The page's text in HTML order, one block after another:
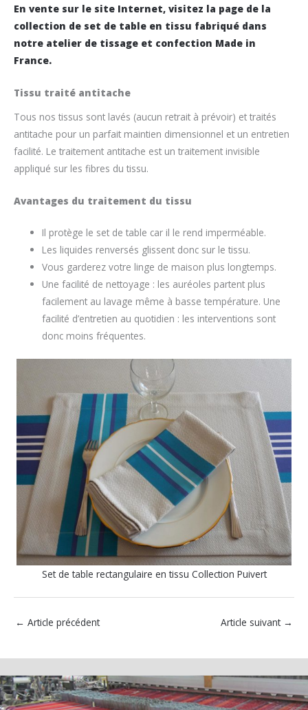
En vente sur le site Internet, visitez la page de la
collection de set de table en tissu fabriqué dans
notre atelier de tissage et confection Made in
France.
Tissu traité antitache
Tous nos tissus sont lavés (aucun retrait à prévoir) et traités
antitache pour un parfait maintien dimensionnel et un entretien
facilité. Le traitement antitache est un traitement invisible
appliqué sur les fibres du tissu.
Avantages du traitement du tissu
Il protège le set de table car il le rend imperméable.
Les liquides renversés glissent donc sur le tissu.
Vous garderez votre linge de maison plus longtemps.
Une facilité de nettoyage : les auréoles partent plus
facilement au lavage même à basse température. Une
facilité d’entretien au quotidien : les interventions sont
donc moins fréquentes.
Set de table rectangulaire en tissu Collection Puivert
← Article précédent Article suivant →